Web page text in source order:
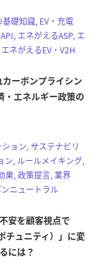
礎知識, EV・充電
エネがえるASP, エ
ネがえるEV・V2H
ーボンプライシン
・エネルギー政策の
ョン, サステナビリ
ン, ルールメイキング,
果, 政策提言, 業界
ニュートラル
安を顧客視点で
チュニティ）」に変
には？